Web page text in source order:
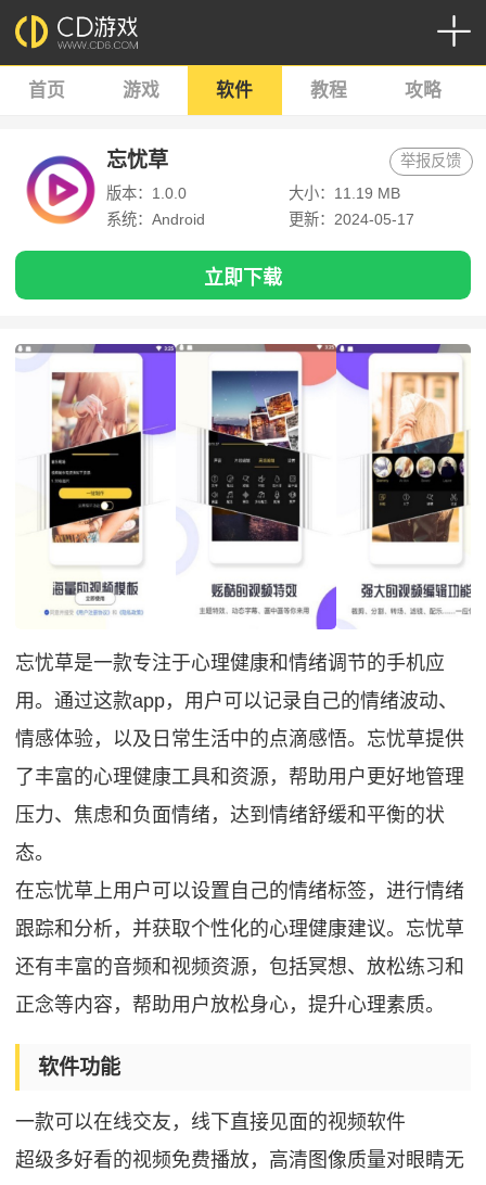
首页 游戏 软件 教程 攻略
忘忧草
版本：1.0.0
大小：11.19 MB
系统：Android
更新：2024-05-17
举报反馈
立即下载
忘忧草是一款专注于心理健康和情绪调节的手机应
用。通过这款app，用户可以记录自己的情绪波动、
情感体验，以及日常生活中的点滴感悟。忘忧草提供
了丰富的心理健康工具和资源，帮助用户更好地管理
压力、焦虑和负面情绪，达到情绪舒缓和平衡的状
态。
在忘忧草上用户可以设置自己的情绪标签，进行情绪
跟踪和分析，并获取个性化的心理健康建议。忘忧草
还有丰富的音频和视频资源，包括冥想、放松练习和
正念等内容，帮助用户放松身心，提升心理素质。
软件功能
一款可以在线交友，线下直接见面的视频软件
超级多好看的视频免费播放，高清图像质量对眼睛无